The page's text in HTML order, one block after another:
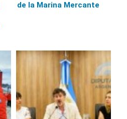
de la Marina Mercante